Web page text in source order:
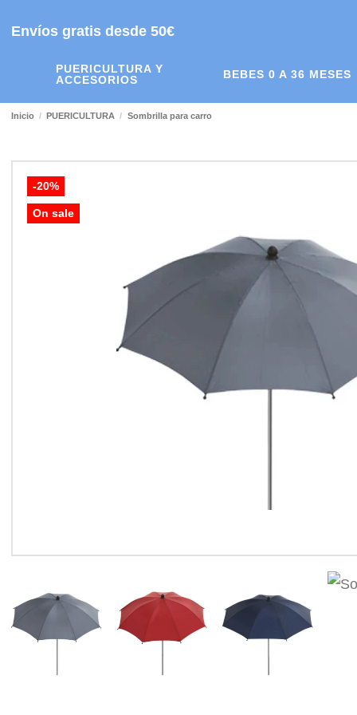
Envíos gratis desde 50€
PUERICULTURA Y
ACCESORIOS
BEBES 0 A 36 MESES
Inicio PUERICULTURA Sombrilla para carro
-20%
On sale